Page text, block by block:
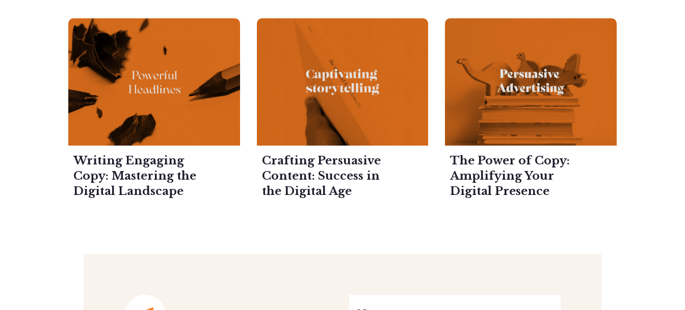
Writing Engaging
Copy: Mastering the
Digital Landscape
Crafting Persuasive
Content: Success in
the Digital Age
The Power of Copy:
Amplifying Your
Digital Presence